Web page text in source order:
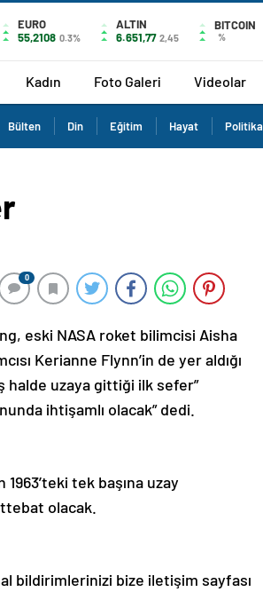
EURO
55,2108 0.3%
ALTIN
6.651,77 2,45
BITCOIN
%
Kadın Foto Galeri Videolar
Bülten Din Eğitim Hayat Politika
0
eski NASA roket bilimcisi Aisha
Kerianne Flynn’in de yer aldığı
halde uzaya gittiği ilk sefer”
ihtişamlı olacak” dedi.
tek başına uzay
olacak.
bildirimlerinizi bize iletişim sayfası